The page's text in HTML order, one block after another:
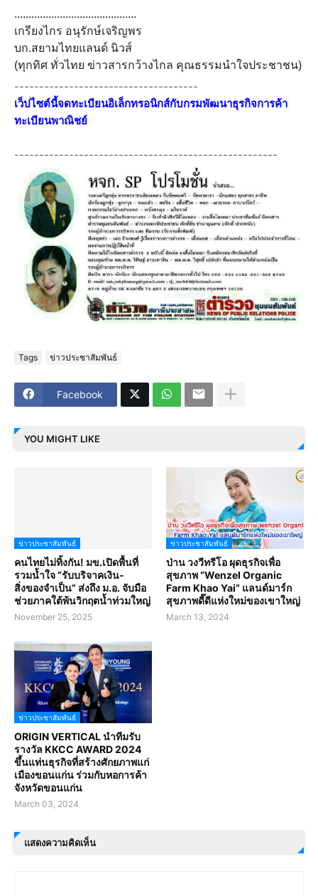
...........................................
เกรียงไกร อนุรักษ์เจริญพร
บก.สยามไทยแลนด์ นิวส์
(ทุกทิศ ทั่วไทย ข่าวสารกว้างไกล คุณธรรมนำใจประชาชน)
-------------------------------------
เว็ปไซต์นี้จดทะเบียนอิเล็กทรอนิกส์กับกรมพัฒนาธุรกิจการค้า
ทะเบียนพาณิชย์
-----------------------------------------------------
Tags ข่าวประชาสัมพันธ์
Facebook
YOU MIGHT LIKE
ข่าวประชาสัมพันธ์
คนไทยไม่ทิ้งกัน! มข.เปิดพื้นที่
รวมน้ำใจ “รับบริจาคเงิน-
สิ่งของจำเป็น” ส่งถึง ม.อ. จับมือ
ช่วยภาคใต้พ้นวิกฤตน้ำท่วมใหญ่
November 25, 2025
ข่าวประชาสัมพันธ์
ป่าน วงวีทรีโอ ผุดธุรกิจเพื่อ
สุขภาพ “Wenzel Organic
Farm Khao Yai” แลนด์มาร์ก
สุขภาพดี๊ดีแห่งใหม่ของเขาใหญ่
March 13, 2024
ข่าวประชาสัมพันธ์
ORIGIN VERTICAL นำทีมรับ
รางวัล KKCC AWARD 2024
ขึ้นแท่นธุรกิจที่สร้างศักยภาพแก่
เมืองขอนแก่น ร่วมกับหอการค้า
จังหวัดขอนแก่น
March 03, 2024
แสดงความคิดเห็น